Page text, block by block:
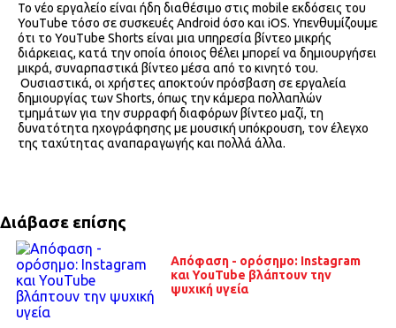
Το νέο εργαλείο είναι ήδη διαθέσιμο στις mobile εκδόσεις του
YouTube τόσο σε συσκευές Android όσο και iOS. Υπενθυμίζουμε
ότι το YouTube Shorts είναι μια υπηρεσία βίντεο μικρής
διάρκειας, κατά την οποία όποιος θέλει μπορεί να δημιουργήσει
μικρά, συναρπαστικά βίντεο μέσα από το κινητό του.
Ουσιαστικά, οι χρήστες αποκτούν πρόσβαση σε εργαλεία
δημιουργίας των Shorts, όπως την κάμερα πολλαπλών
τμημάτων για την συρραφή διαφόρων βίντεο μαζί, τη
δυνατότητα ηχογράφησης με μουσική υπόκρουση, τον έλεγχο
της ταχύτητας αναπαραγωγής και πολλά άλλα.
Διάβασε επίσης
Απόφαση - ορόσημο: Instagram
και YouTube βλάπτουν την
ψυχική υγεία